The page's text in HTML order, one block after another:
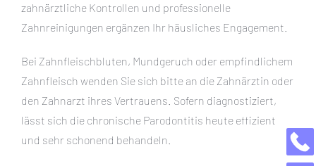
zahnärztliche Kontrollen und professionelle
Zahnreinigungen ergänzen Ihr häusliches Engagement.
Bei Zahnfleischbluten, Mundgeruch oder empfindlichem
Zahnfleisch wenden Sie sich bitte an die Zahnärztin oder
den Zahnarzt ihres Vertrauens. Sofern diagnostiziert,
lässt sich die chronische Parodontitis heute effizient
und sehr schonend behandeln.